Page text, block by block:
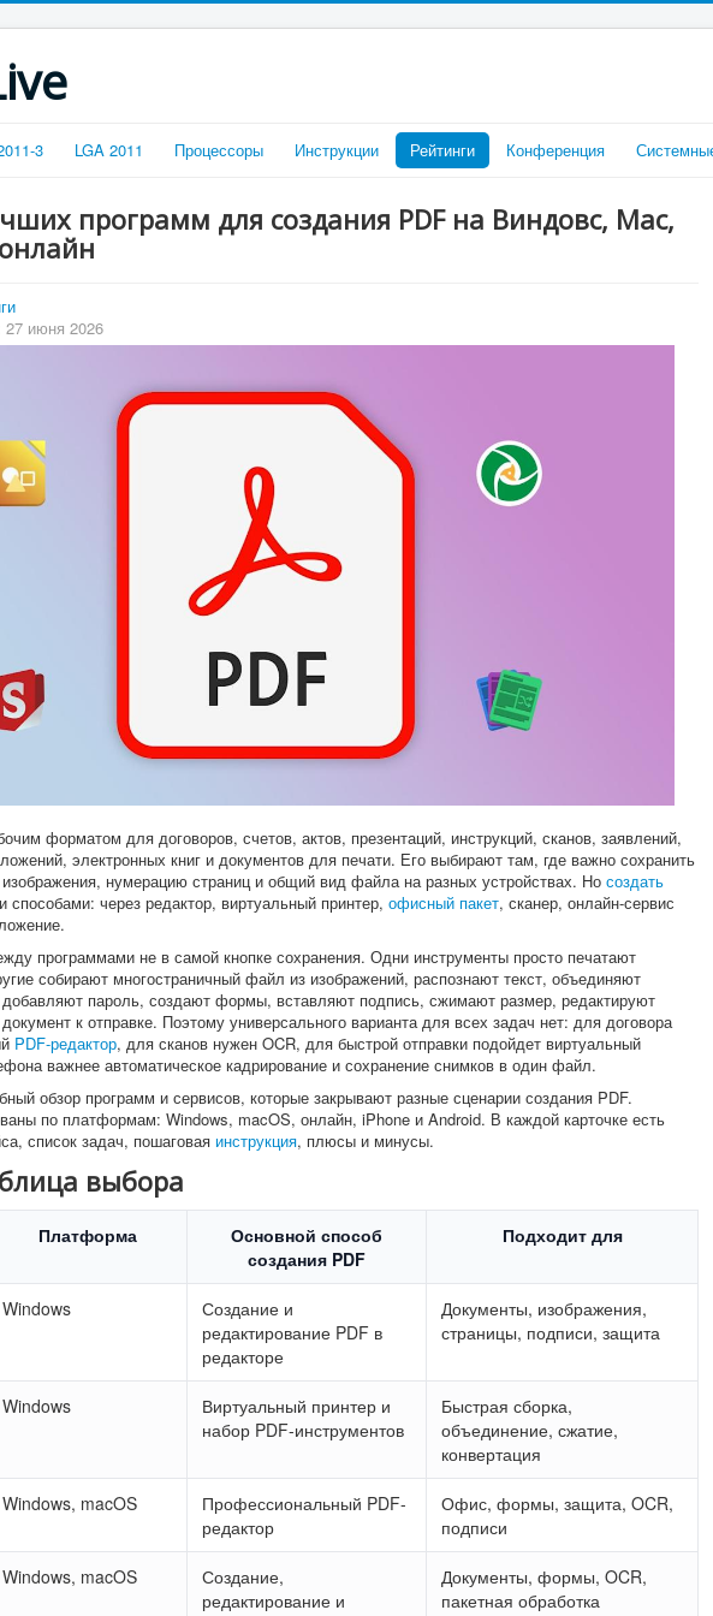
3 LGA 2011 Процессоры Инструкции Рейтинги Конференция
программ для создания PDF на Виндовс, Mac,
27 июня 2026
форматом для договоров, счетов, актов, презентаций, инструкций, сканов, заявлений,
электронных книг и документов для печати. Его выбирают там, где важно сохранить
нумерацию страниц и общий вид файла на разных устройствах. Но создать
способами: через редактор, виртуальный принтер, офисный пакет, сканер, онлайн-сервис
программами не в самой кнопке сохранения. Одни инструменты просто печатают
собирают многостраничный файл из изображений, распознают текст, объединяют
пароль, создают формы, вставляют подпись, сжимают размер, редактируют
к отправке. Поэтому универсального варианта для всех задач нет: для договора
PDF-редактор, для сканов нужен OCR, для быстрой отправки подойдет виртуальный
важнее автоматическое кадрирование и сохранение снимков в один файл.
обзор программ и сервисов, которые закрывают разные сценарии создания PDF.
по платформам: Windows, macOS, онлайн, iPhone и Android. В каждой карточке есть
список задач, пошаговая инструкция, плюсы и минусы.
выбора
Платформа
Основной способ
создания PDF
Подходит для
Windows
Создание и
редактирование PDF в
редакторе
Документы, изображения,
страницы, подписи, защита
Windows
Виртуальный принтер и
набор PDF-инструментов
Быстрая сборка,
объединение, сжатие,
конвертация
Windows, macOS
Профессиональный PDF-
редактор
Офис, формы, защита, OCR,
подписи
Windows, macOS
Создание,
редактирование и
Документы, формы, OCR,
пакетная обработка